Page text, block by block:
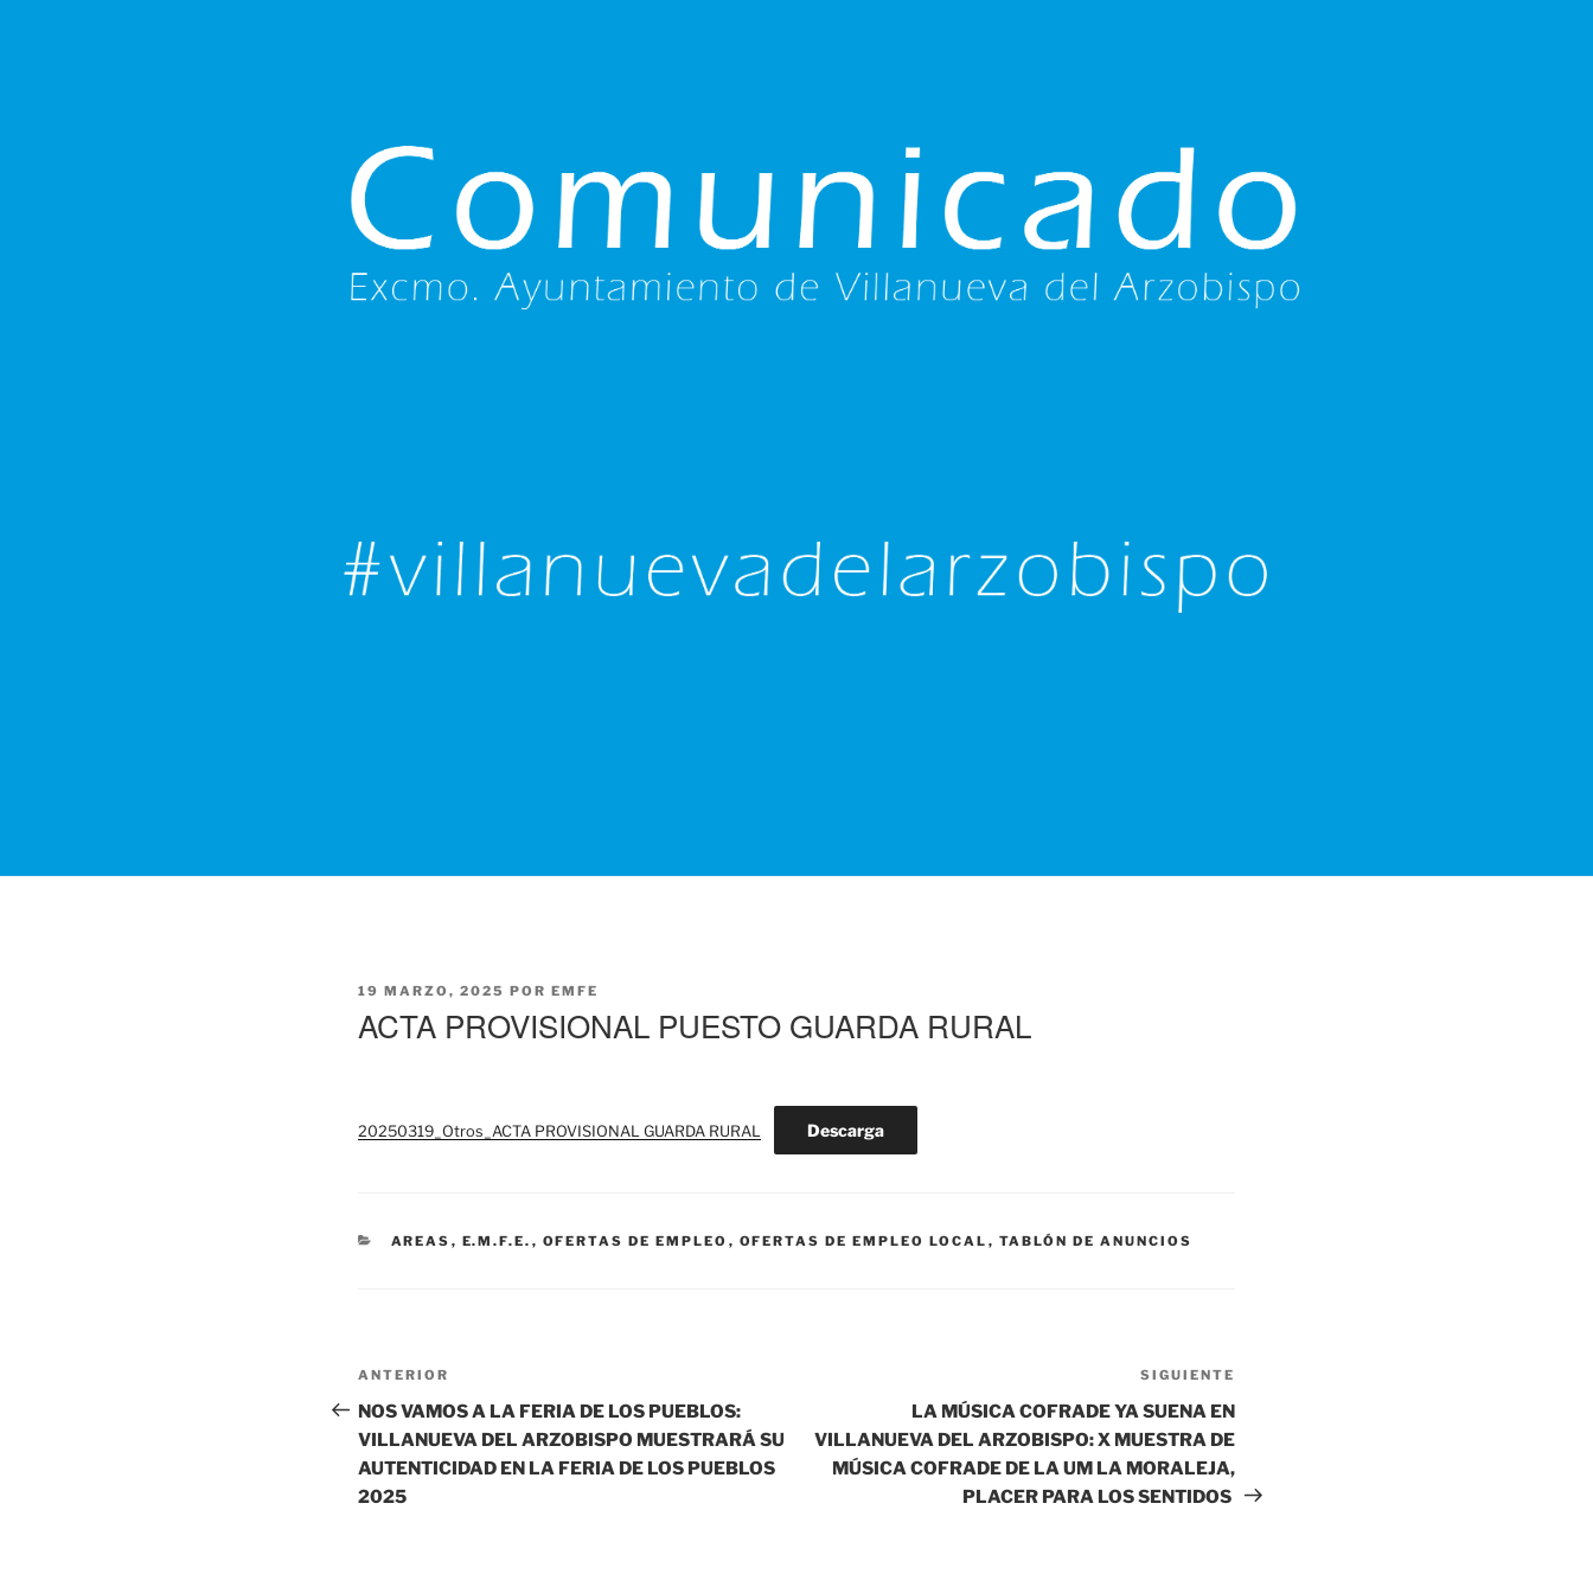
PUBLICADO
19 MARZO, 2025 POR EMFE
ACTA PROVISIONAL PUESTO GUARDA RURAL
20250319_Otros_ACTA PROVISIONAL GUARDA RURAL Descarga
CATEGORÍAS
AREAS , E.M.F.E. , OFERTAS DE EMPLEO , OFERTAS DE EMPLEO LOCAL , TABLÓN DE ANUNCIOS
Navegación
de
entradas
Entrada
anterior:
ANTERIOR
NOS VAMOS A LA FERIA DE LOS PUEBLOS:
VILLANUEVA DEL ARZOBISPO MUESTRARÁ SU
AUTENTICIDAD EN LA FERIA DE LOS PUEBLOS
2025
entrada
SIGUIENTE
LA MÚSICA COFRADE YA SUENA EN
VILLANUEVA DEL ARZOBISPO: X MUESTRA DE
MÚSICA COFRADE DE LA UM LA MORALEJA,
PLACER PARA LOS SENTIDOS